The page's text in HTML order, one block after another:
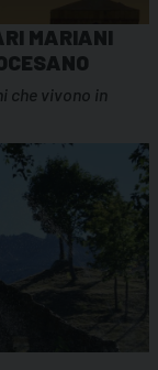
MARIANI
che vivono in